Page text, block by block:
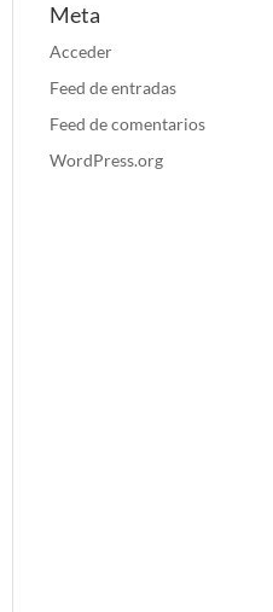
Meta
Acceder
Feed de entradas
Feed de comentarios
WordPress.org